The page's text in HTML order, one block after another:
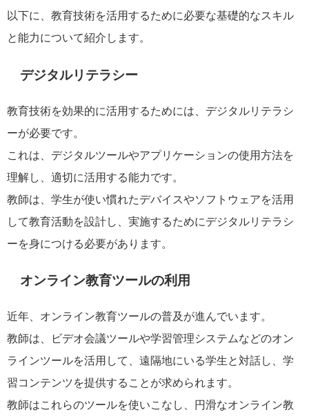
以下に、教育技術を活用するために必要な基礎的なスキル
と能力について紹介します。
デジタルリテラシー
教育技術を効果的に活用するためには、デジタルリテラシ
ーが必要です。
これは、デジタルツールやアプリケーションの使用方法を
理解し、適切に活用する能力です。
教師は、学生が使い慣れたデバイスやソフトウェアを活用
して教育活動を設計し、実施するためにデジタルリテラシ
ーを身につける必要があります。
オンライン教育ツールの利用
近年、オンライン教育ツールの普及が進んでいます。
教師は、ビデオ会議ツールや学習管理システムなどのオン
ラインツールを活用して、遠隔地にいる学生と対話し、学
習コンテンツを提供することが求められます。
教師はこれらのツールを使いこなし、円滑なオンライン教